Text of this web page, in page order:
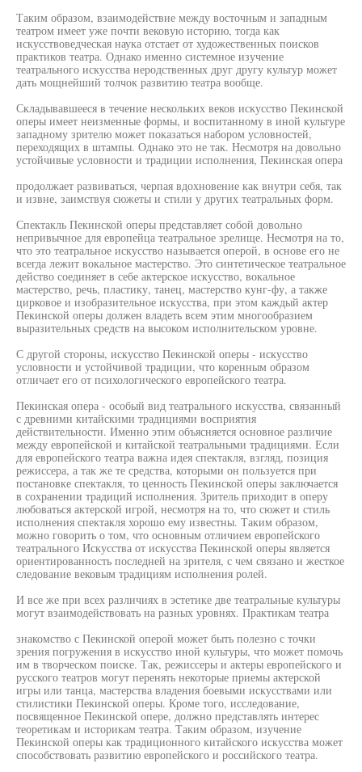
Таким образом, взаимодействие между восточным и западным
театром имеет уже почти вековую историю, тогда как
искусствоведческая наука отстает от художественных поисков
практиков театра. Однако именно системное изучение
театрального искусства неродственных друг другу культур может
дать мощнейший толчок развитию театра вообще.
Складывавшееся в течение нескольких веков искусство Пекинской
оперы имеет неизменные формы, и воспитанному в иной культуре
западному зрителю может показаться набором условностей,
переходящих в штампы. Однако это не так. Несмотря на довольно
устойчивые условности и традиции исполнения, Пекинская опера
продолжает развиваться, черпая вдохновение как внутри себя, так
и извне, заимствуя сюжеты и стили у других театральных форм.
Спектакль Пекинской оперы представляет собой довольно
непривычное для европейца театральное зрелище. Несмотря на то,
что это театральное искусство называется оперой, в основе его не
всегда лежит вокальное мастерство. Это синтетическое театральное
действо соединяет в себе актерское искусство, вокальное
мастерство, речь, пластику, танец, мастерство кунг-фу, а также
цирковое и изобразительное искусства, при этом каждый актер
Пекинской оперы должен владеть всем этим многообразием
выразительных средств на высоком исполнительском уровне.
С другой стороны, искусство Пекинской оперы - искусство
условности и устойчивой традиции, что коренным образом
отличает его от психологического европейского театра.
Пекинская опера - особый вид театрального искусства, связанный
с древними китайскими традициями восприятия
действительности. Именно этим объясняется основное различие
между европейской и китайской театральными традициями. Если
для европейского театра важна идея спектакля, взгляд, позиция
режиссера, а так же те средства, которыми он пользуется при
постановке спектакля, то ценность Пекинской оперы заключается
в сохранении традиций исполнения. Зритель приходит в оперу
любоваться актерской игрой, несмотря на то, что сюжет и стиль
исполнения спектакля хорошо ему известны. Таким образом,
можно говорить о том, что основным отличием европейского
театрального Искусства от искусства Пекинской оперы является
ориентированность последней на зрителя, с чем связано и жесткое
следование вековым традициям исполнения ролей.
И все же при всех различиях в эстетике две театральные культуры
могут взаимодействовать на разных уровнях. Практикам театра
знакомство с Пекинской оперой может быть полезно с точки
зрения погружения в искусство иной культуры, что может помочь
им в творческом поиске. Так, режиссеры и актеры европейского и
русского театров могут перенять некоторые приемы актерской
игры или танца, мастерства владения боевыми искусствами или
стилистики Пекинской оперы. Кроме того, исследование,
посвященное Пекинской опере, должно представлять интерес
теоретикам и историкам театра. Таким образом, изучение
Пекинской оперы как традиционного китайского искусства может
способствовать развитию европейского и российского театра.